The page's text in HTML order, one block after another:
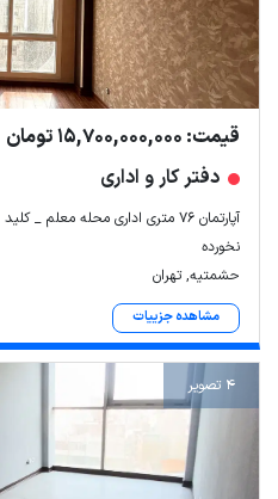
قیمت: 15,700,000,000 تومان
دفتر کار و اداری
آپارتمان ۷۶ متری اداری محله معلم _ کلید
نخورده
حشمتیه, تهران
مشاهده جزییات
4 تصویر